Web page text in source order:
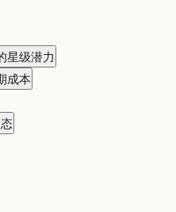
星级潜力
成本